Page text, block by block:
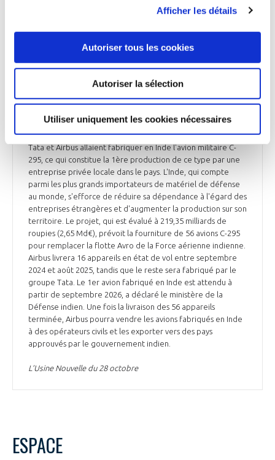
Afficher les détails
Autoriser tous les cookies
Autoriser la sélection
Utiliser uniquement les cookies nécessaires
Tata et Airbus fabriqueront ensemble l'avion
militaire C-295 en Inde
Le gouvernement indien a annoncé jeudi 27 octobre que
Tata et Airbus allaient fabriquer en Inde l'avion militaire C-
295, ce qui constitue la 1ère production de ce type par une
entreprise privée locale dans le pays. L'Inde, qui compte
parmi les plus grands importateurs de matériel de défense
au monde, s'efforce de réduire sa dépendance à l'égard des
entreprises étrangères et d'augmenter la production sur son
territoire. Le projet, qui est évalué à 219,35 milliards de
roupies (2,65 Md€), prévoit la fourniture de 56 avions C-295
pour remplacer la flotte Avro de la Force aérienne indienne.
Airbus livrera 16 appareils en état de vol entre septembre
2024 et août 2025, tandis que le reste sera fabriqué par le
groupe Tata. Le 1er avion fabriqué en Inde est attendu à
partir de septembre 2026, a déclaré le ministère de la
Défense indien. Une fois la livraison des 56 appareils
terminée, Airbus pourra vendre les avions fabriqués en Inde
à des opérateurs civils et les exporter vers des pays
approuvés par le gouvernement indien.
L’Usine Nouvelle du 28 octobre
ESPACE